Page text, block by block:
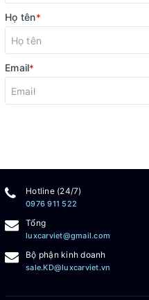
Họ tên*
Email*
Hotline (24/7)
0976 911 522
Tổng
luxcarviet@gmail.com
Bộ phận kinh doanh
sale.KD@luxcarviet.vn